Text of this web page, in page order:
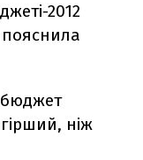
2012
пояснила
ніж